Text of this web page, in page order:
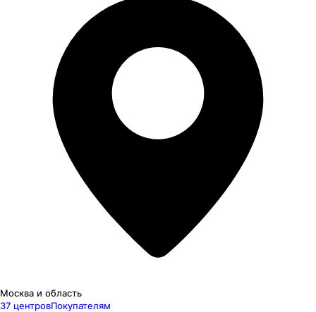
Москва и область
37 центровПокупателям